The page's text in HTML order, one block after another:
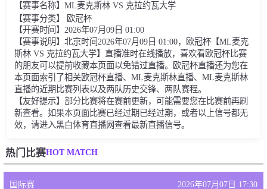
【赛事名称】ML麦克斯林 VS 克拉约瓦大学
【赛事分类】 欧冠杯
【开赛时间】2026年07月09日 01:00
【赛事说明】北京时间2026年07月09日 01:00，欧冠杯【ML麦克
斯林 VS 克拉约瓦大学】直播准时在线播放，喜欢看欧冠杯比赛
的朋友可以提前收藏本页面以免错过直播。欧冠杯直播还为您在
本页面索引了相关欧冠杯直播、ML麦克斯林直播、ML麦克斯林
直播的近期比赛列表以及两队历史交锋、两队赛程。
【友好提示】部分比赛将在赛前更新，可能需要您在比赛前再刷
新查看。如果本页面比赛已经过期已经过期，或者以上信号都无
效，请进入黑白体育直播网查看最新直播信号。
热门比赛HOT MATCH
国际赛 2026年07月07日 17:30